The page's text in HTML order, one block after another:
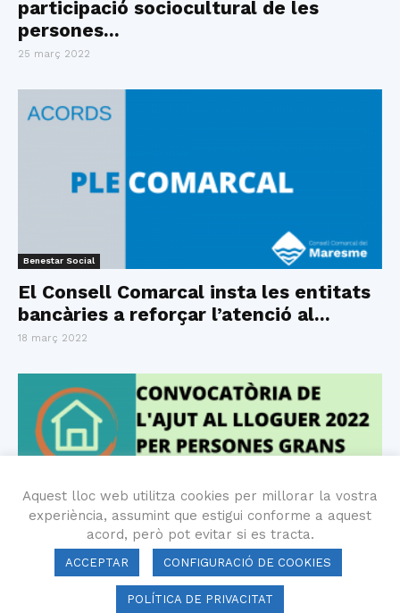
participació sociocultural de les
persones...
25 març 2022
Benestar Social
El Consell Comarcal insta les entitats
bancàries a reforçar l’atenció al...
18 març 2022
Convocatòria de l’ajut al lloguer 2022
per a persones grans
Aquest lloc web utilitza cookies per millorar la vostra
experiència, assumint que estigui conforme a aquest
acord, però pot evitar si es tracta.
ACCEPTAR CONFIGURACIÓ DE COOKIES
POLÍTICA DE PRIVACITAT